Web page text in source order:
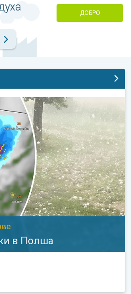
ДОБРО
Бури връхлитат градове. . .
в Полша